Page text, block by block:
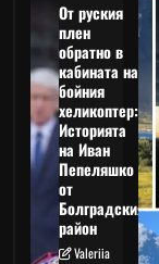
От руския
плен
обратно в
кабината на
бойния
хеликоптер:
Историята
на Иван
Пепеляшко
от
Болградския
район
Valeriia